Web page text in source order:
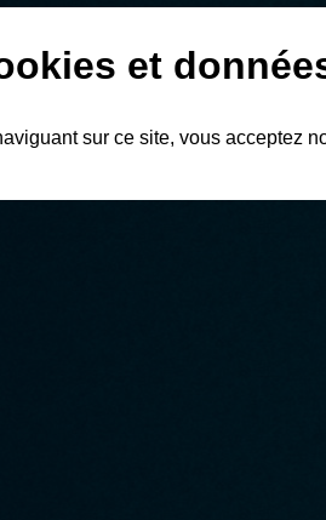
et
sur ce site, vous acceptez